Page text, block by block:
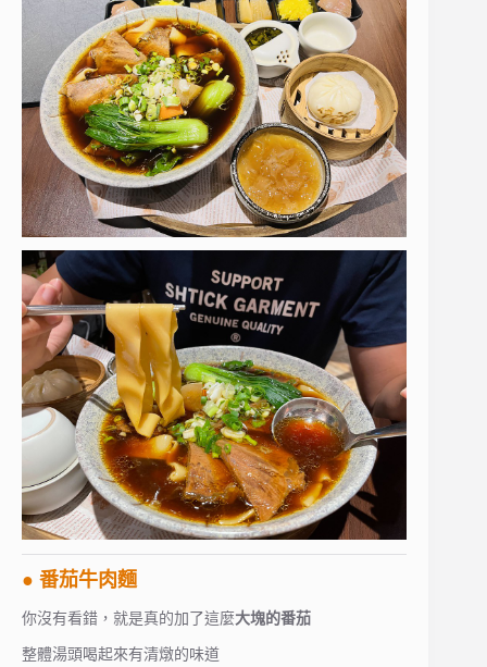
● 番茄牛肉麵
你沒有看錯，就是真的加了這麼大塊的番茄
整體湯頭喝起來有清燉的味道